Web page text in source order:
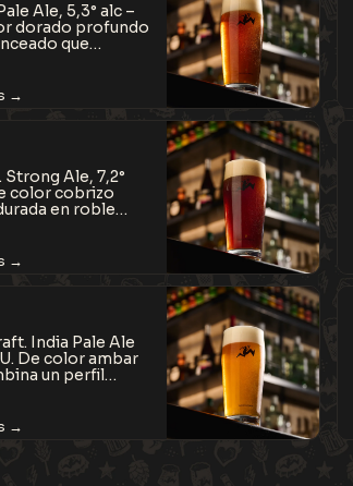
Ale, 5,3° alc –
dorado profundo
que
de
con un toque
cerveza fácil
carácter.
Strong Ale, 7,2°
color cobrizo
en roble
y elaborada
malta y
intensas
madera, vainilla
de sabor.
India Pale Ale
De color ambar
un perfil
frutal-
logrando un
y amargor,
piña y